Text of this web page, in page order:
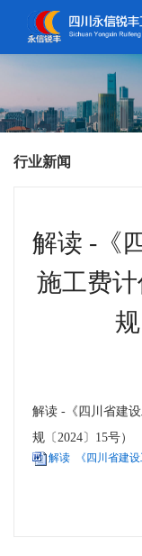
行业新闻
解读 -《
施工费
解读 -《四川省建
规〔2024〕15号）
解读 《四川省建设